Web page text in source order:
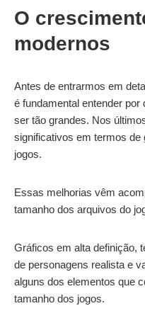
O
modernos
Antes de entrarmos em
é fundamental entender
ser tão grandes. Nos
significativos em termos de
jogos.
Essas melhorias vêm
tamanho dos arquivos do
Gráficos em alta definição,
de personagens realista e
alguns dos elementos que
tamanho dos jogos.